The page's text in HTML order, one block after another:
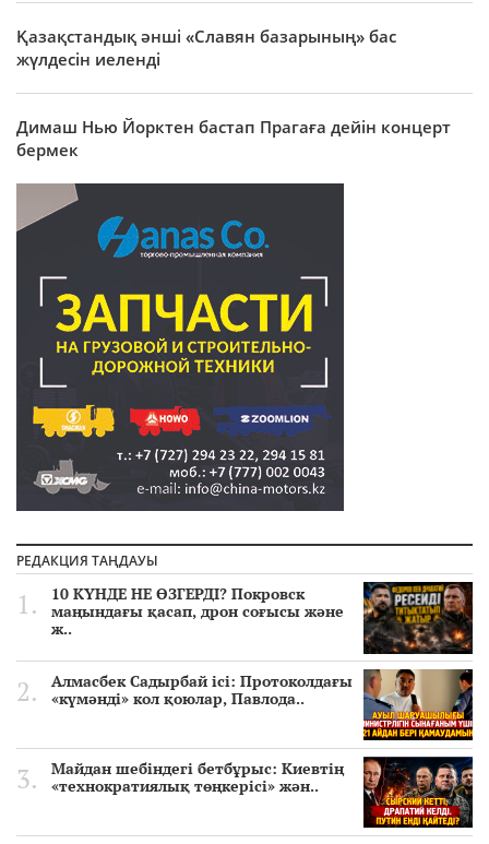
Қазақстандық әнші «Славян базарының» бас
жүлдесін иеленді
Димаш Нью Йорктен бастап Прагаға дейін концерт
бермек
РЕДАКЦИЯ ТАҢДАУЫ
10 КҮНДЕ НЕ ӨЗГЕРДІ? Покровск
маңындағы қасап, дрон соғысы және
ж..
Алмасбек Садырбай ісі: Протоколдағы
«күмәнді» кол қоюлар, Павлода..
Майдан шебіндегі бетбұрыс: Киевтің
«технократиялық төңкерісі» жән..